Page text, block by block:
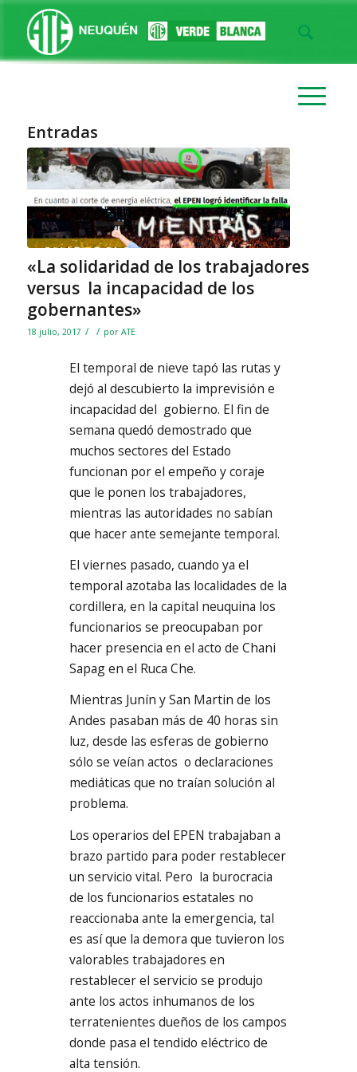
Entradas
«La solidaridad de los trabajadores
versus la incapacidad de los
gobernantes»
18 julio, 2017 / / por ATE
El temporal de nieve tapó las rutas y
dejó al descubierto la imprevisión e
incapacidad del gobierno. El fin de
semana quedó demostrado que
muchos sectores del Estado
funcionan por el empeño y coraje
que le ponen los trabajadores,
mientras las autoridades no sabían
que hacer ante semejante temporal.
El viernes pasado, cuando ya el
temporal azotaba las localidades de la
cordillera, en la capital neuquina los
funcionarios se preocupaban por
hacer presencia en el acto de Chani
Sapag en el Ruca Che.
Mientras Junín y San Martin de los
Andes pasaban más de 40 horas sin
luz, desde las esferas de gobierno
sólo se veían actos o declaraciones
mediáticas que no traían solución al
problema.
Los operarios del EPEN trabajaban a
brazo partido para poder restablecer
un servicio vital. Pero la burocracia
de los funcionarios estatales no
reaccionaba ante la emergencia, tal
es así que la demora que tuvieron los
valorables trabajadores en
restablecer el servicio se produjo
ante los actos inhumanos de los
terratenientes dueños de los campos
donde pasa el tendido eléctrico de
alta tensión.